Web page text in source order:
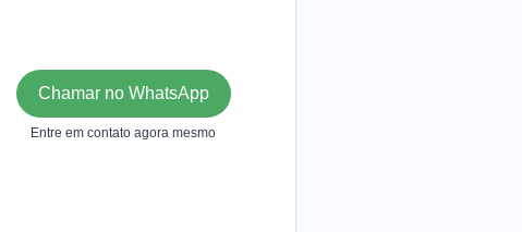
Chamar no WhatsApp
Entre em contato agora mesmo